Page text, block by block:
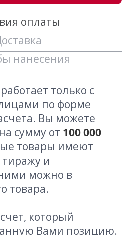
оплаты
нанесения
только с
по форме
Вы можете
сумму от 100 000
товары имеют
и
можно в
товара.
который
Вами позицию.